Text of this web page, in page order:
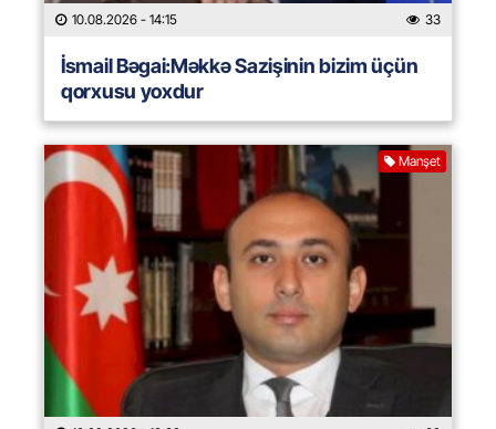
10.08.2026 - 14:15 33
İsmail Bəgai:Məkkə Sazişinin bizim üçün
qorxusu yoxdur
Manşet